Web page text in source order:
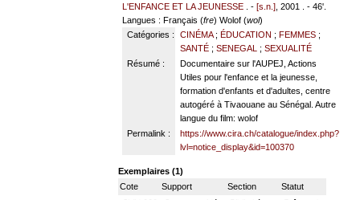
L'ENFANCE ET LA JEUNESSE . -[s.n.] , 2001 . - 46'.
Langues : Français (fre) Wolof (wol)
Catégories :
CINÉMA; ÉDUCATION ; FEMMES;
SANTÉ; SENEGAL ; SEXUALITÉ
Résumé :
Documentaire sur l'AUPEJ, Actions
Utiles pour l'enfance et la jeunesse,
formation d'enfants et d'adultes, centre
autogéré à Tivaouane au Sénégal. Autre
langue du film: wolof
Permalink :
https://www.cira.ch/catalogue/index.php?
lvl=notice_display&id=100370
Exemplaires (1)
Cote
Support Section
Statut